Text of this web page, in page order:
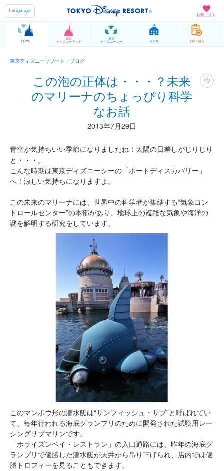
お気に入り
Language
HOME
東京
ディズニーランド
東京
ディズニーシー ホテル 予約 / 購入
東京ディズニーリゾート・ブログ
この泡の正体は・・・？未来
のマリーナのちょっぴり科学
なお話
2013年7月29日
青空が気持ちいい季節になりましたね！太陽の日差しがじりじり
と・・・。
こんな時期は東京ディズニーシーの「ポートディスカバリー」
へ！涼しい気持ちになりますよ。
この未来のマリーナには、世界中の科学者が集結する“気象コン
トロールセンター”の本部があり、地球上の複雑な気象や海洋の
謎を解明する研究をしています。
このマンボウ形の潜水艇は“サンフィッシュ・サブ”と呼ばれてい
て、毎年行われる海底グランプリのために開発された試験用レー
シングサブマリンです。
「ホライズンベイ・レストラン」の入口通路には、昨年の海底グ
ランプリで優勝した潜水艇が天井から吊り下げられ、店内では優
勝トロフィーを見ることもできます。